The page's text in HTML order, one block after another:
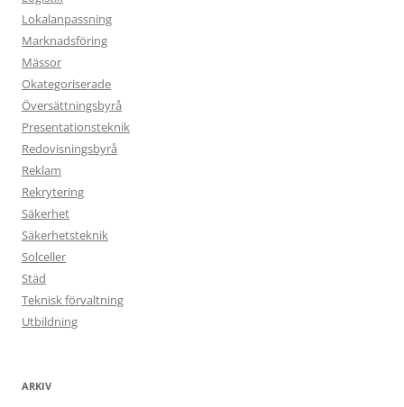
Lokalanpassning
Marknadsföring
Mässor
Okategoriserade
Översättningsbyrå
Presentationsteknik
Redovisningsbyrå
Reklam
Rekrytering
Säkerhet
Säkerhetsteknik
Solceller
Städ
Teknisk förvaltning
Utbildning
ARKIV